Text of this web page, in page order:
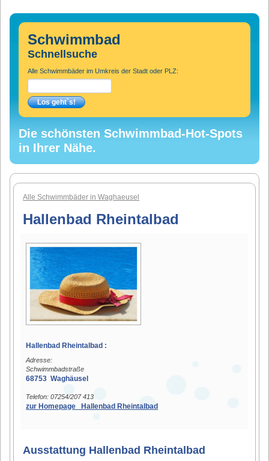
Schwimmbad
Schnellsuche
Alle Schwimmbäder im Umkreis der Stadt oder PLZ:
Die schönsten Schwimmbad-Hot-Spots
in Ihrer Nähe.
Alle Schwimmbäder in Waghaeusel
Hallenbad Rheintalbad
Hallenbad Rheintalbad :
Adresse:
Schwimmbadstraße
68753 Waghäusel
Telefon: 07254/207 413
zur Homepage Hallenbad Rheintalbad
Ausstattung Hallenbad Rheintalbad